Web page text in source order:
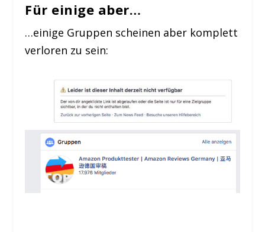
Für einige aber…
…einige Gruppen scheinen aber komplett
verloren zu sein: